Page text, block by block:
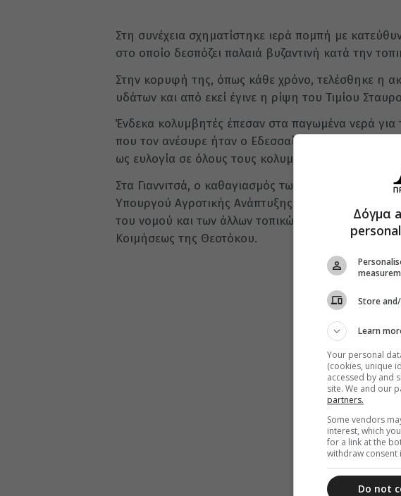
Στη συνέχεια σχηματίστηκε ιερά πομπή με
στο οποίο δεσπόζει παλαιά βυζαντινή κατά την
Στην κορυφή της, όπως κάθε χρόνο, τελέσθηκε η
υδάτων και από εκεί έγινε η ρίψη του Τιμίου
Ένδεκα κολυμβητές έπεσαν στα παγωμένα νερά για
που τον ανέσυρε ήταν ο Εδεσσαίος ειδικός
ως ευλογία σε όλους τους κολυμβητές μικρό
Στα Γιαννιτσά, ο καθαγιασμός των υδάτων
Υπουργού Αγροτικής Ανάπτυξης κ. Γ. Καρασμάνη,
του νομού και των άλλων τοπικών αρχών στο
Κοιμήσεως της Θεοτόκου.
Δόγμα
Store
Learn
Your personal
(cookies, unique
accessed by and
site. We and our
partners.
Some vendors
interest, which
for a link at the
withdraw consent
Do not